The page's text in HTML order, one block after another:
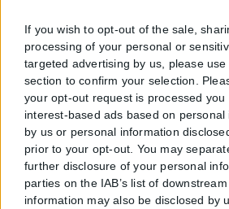
If you wish to opt-out of the sale,
processing of your personal or
targeted advertising by us, please
section to confirm your selection.
your opt-out request is processed you
interest-based ads based on personal
by us or personal information
prior to your opt-out. You may
further disclosure of your personal
parties on the IAB’s list of
information may also be disclosed by
ΑΝΑΡΤΉΘΗΚΕ ΑΠΌ KARFITSANEWS 07/08/2026